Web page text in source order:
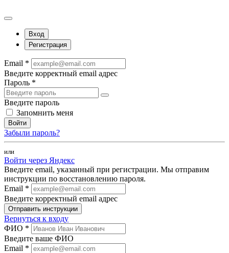
Вход
Регистрация
Email *
Введите корректный email адрес
Пароль *
Введите пароль
Запомнить меня
Войти
Забыли пароль?
или
Войти через Яндекс
Введите email, указанный при регистрации. Мы отправим
инструкции по восстановлению пароля.
Email *
Введите корректный email адрес
Отправить инструкции
Вернуться к входу
ФИО *
Введите ваше ФИО
Email *